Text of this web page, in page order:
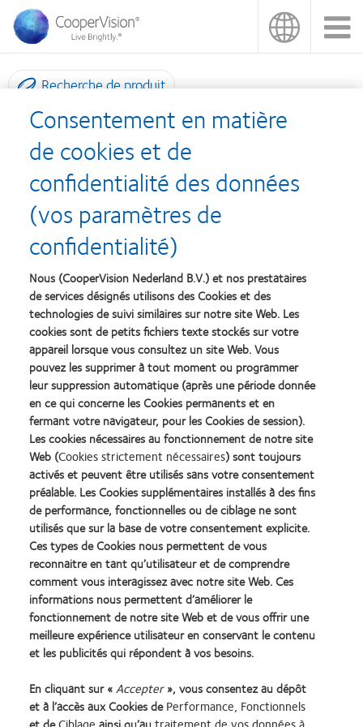
contenu
principal
Recherche de produit
Webinar
Naast alle e-learning en trainingen organiseert CooperVision ook
een aantal webinars.
Heeft u interesse in het volgen van een live webinar? Of wilt u
voor uw winkel een live webinar organiseren? Vul dan het
formulier in!
Message
d'avertissement
Unable to display this webform. Please contact the site
administrator.
Learn
more
about
Récompense
Silmo
d’Or
du
meilleur
produit
pour
MyDay™
(2013)
Learn
more
about
Contact
Lens
Product
of
the
Year
Learn
more
about
2012
&
2010
Best
Companies
for
(2012)
Learn
more
about
2011
Best
Factory
Awards
(2011)
Learn
more
about
ODMA
2011
(2011)
Learn
more
about
2012
100®
Global
Practitioner Home
Contact
Conditions d'utilisation
Politique de confidentialité
Accéder à l'espace
consommateurs
au consentement
Consentement en matière
de cookies et de
confidentialité des données
(vos paramètres de
confidentialité)
Nous (CooperVision Nederland B.V.) et nos prestataires
de services désignés utilisons des Cookies et des
technologies de suivi similaires sur notre site Web. Les
cookies sont de petits fichiers texte stockés sur votre
appareil lorsque vous consultez un site Web. Vous
pouvez les supprimer à tout moment ou programmer
leur suppression automatique (après une période donnée
en ce qui concerne les Cookies permanents et en
fermant votre navigateur, pour les Cookies de session).
Les cookies nécessaires au fonctionnement de notre site
Web (Cookies strictement nécessaires) sont toujours
activés et peuvent être utilisés sans votre consentement
préalable. Les Cookies supplémentaires installés à des fins
de performance, fonctionnelles ou de ciblage ne sont
utilisés que sur la base de votre consentement explicite.
Ces types de Cookies nous permettent de vous
reconnaitre en tant qu’utilisateur et de comprendre
comment vous interagissez avec notre site Web. Ces
informations nous permettent d’améliorer le
fonctionnement de notre site Web et de vous offrir une
meilleure expérience utilisateur en conservant le contenu
et les publicités qui répondent à vos besoins.
En cliquant sur «Accepter», vous consentez au dépôt
et à l’accès aux Cookies dePerformance, Fonctionnels